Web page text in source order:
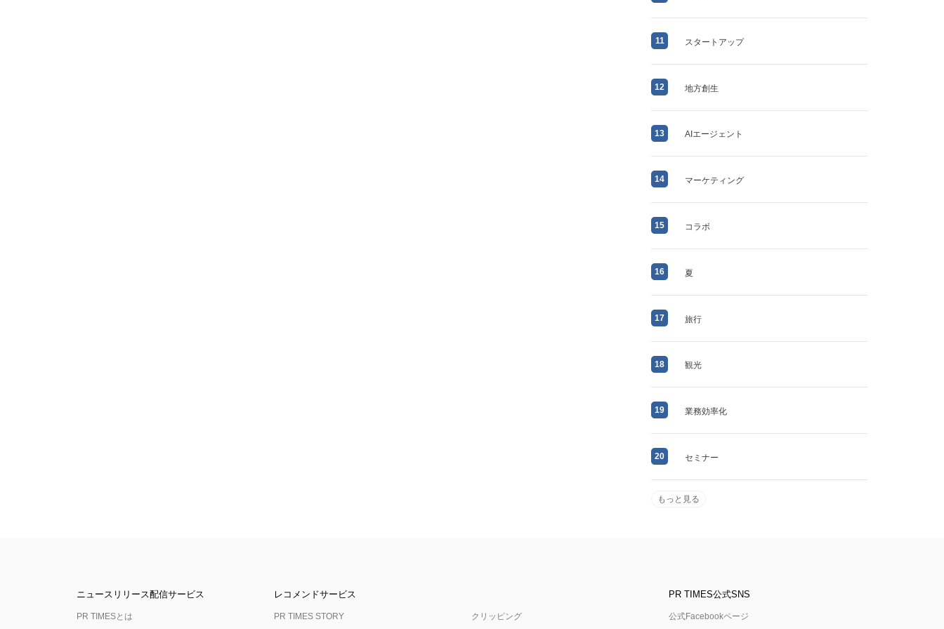
11 スタートアップ
12 地方創生
13 AIエージェント
14 マーケティング
15 コラボ
16 夏
17 旅行
18 観光
19 業務効率化
20 セミナー
もっと見る
ニュースリリース配信サービス
PR TIMESとは
レコメンドサービス
PR TIMES STORY クリッピング
PR TIMES公式SNS
公式Facebookページ